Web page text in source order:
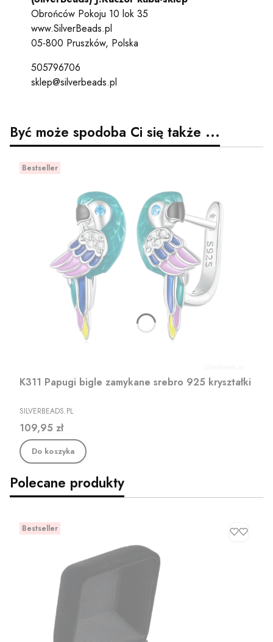
Obrońców Pokoju 10 lok 35
www.SilverBeads.pl
05-800 Pruszków, Polska
505796706
sklep@silverbeads.pl
Być może spodoba Ci się także ...
Bestseller
K311 Papugi bigle zamykane srebro 925 kryształki
PRODUCENT
SILVERBEADS.PL
Cena
109,95 zł
Do koszyka
Polecane produkty
Bestseller